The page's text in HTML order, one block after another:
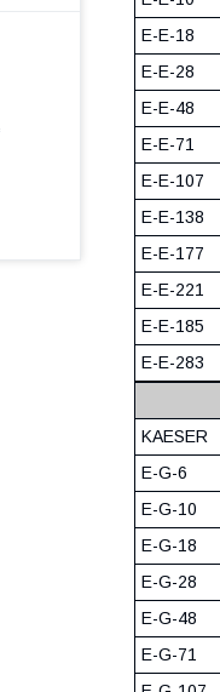
E-E-18
E-E-28
E-E-48
E-E-71
E-E-107
E-E-138
E-E-177
E-E-221
E-E-185
E-E-283
KAESER
E-G-6
E-G-10
E-G-18
E-G-28
E-G-48
E-G-71